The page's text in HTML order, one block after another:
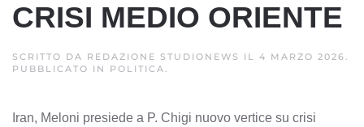
CRISI MEDIO ORIENTE
SCRITTO DA REDAZIONE STUDIONEWS IL 4 MARZO 2026.
PUBBLICATO IN POLITICA.
Iran, Meloni presiede a P. Chigi nuovo vertice su crisi